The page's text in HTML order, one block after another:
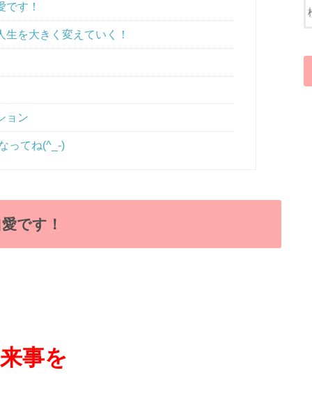
す！
を大きく変えていく！
ョン
ってね(^_-)
です！
事を